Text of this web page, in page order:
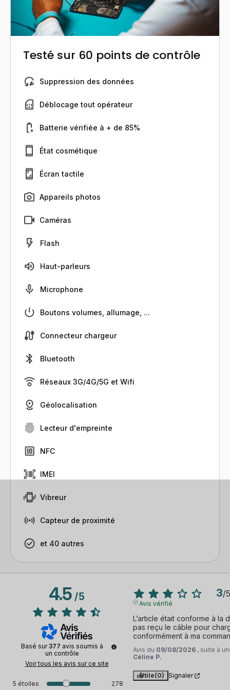
Testé sur 60 points de contrôle
Suppression des données
Déblocage tout opérateur
Batterie vérifiée à + de 85%
État cosmétique
Écran tactile
Appareils photos
Caméras
Flash
Haut-parleurs
Microphone
Boutons volumes, allumage, ...
Connecteur chargeur
Bluetooth
Réseaux 3G/4G/5G et Wifi
Géolocalisation
Lecteur d'empreinte
NFC
IMEI
Vibreur
Capteur de proximité
et 40 autres
4.5/5
Basé sur377 avis soumis à
un contrôle
Voir tous les avis sur ce site
5 étoiles
278
3/5
Avis vérifié
L’article était conforme à la
pas reçu le câble pour
conformément à ma
Avis du 09/08/2026 , suite à
Céline P.
Utile(0) Signaler